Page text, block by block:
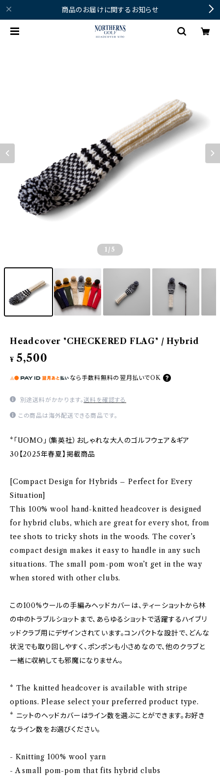
商品のお届けに関するお知らせ
1 /5
Headcover "CHECKERED FLAG" / Hybrid
¥ 5,500
なら 手数料無料の 翌月払いでOK
別途送料がかかります。送料を確認する
この商品は海外配送できる商品です。
*「UOMO」（集英社）おしゃれな大人のゴルフウェア＆ギア
30【2025年春夏】掲載商品
[Compact Design for Hybrids – Perfect for Every
Situation]
This 100% wool hand-knitted headcover is designed
for hybrid clubs, which are great for every shot, from
tee shots to tricky shots in the woods. The cover’s
compact design makes it easy to handle in any such
situations. The small pom-pom won’t get in the way
when stored with other clubs.
この100%ウールの手編みヘッドカバーは、ティーショットから林
の中のトラブルショットまで、あらゆるショットで活躍するハイブリ
ッドクラブ用にデザインされています。コンパクトな設計で、どんな
状況でも取り回しやすく、ポンポンも小さめなので、他のクラブと
一緒に収納しても邪魔になりません。
* The knitted headcover is available with stripe
options. Please select your preferred product type.
* ニットのヘッドカバーはライン数を選ぶことができます。お好き
なライン数をお選びください。
- Knitting 100% wool yarn
- A small pom-pom that fits hybrid clubs